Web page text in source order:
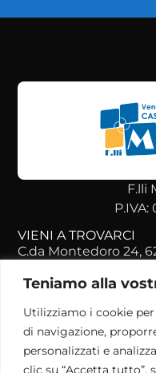
Teniamo alla
Utilizziamo i cookie
di navigazione,
personalizzati e
clic su “Accetta tutto”,
F.lli
VIENI A TROVARCI
C.da Montedoro 24,
+39 073 351 4038
ORARI DI APERTURA
Lunedì - Venerdì
09:00 - 12:30